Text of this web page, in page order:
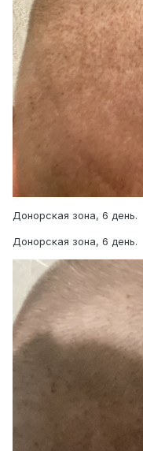
Донорская зона, 6 день.
Донорская зона, 6 день.